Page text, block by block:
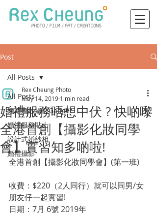
Post
All Posts
婚禮婚紗攝影Gadget
婚禮服務貼士
設計式婚紗相
婚禮攝影
All Posts
婚禮服務唔想中伏 ? 快啲嚟
全港首創【攝影化妝同學
會】實習知多啲啦!
Rex Cheung Photo
May 14, 2019 1 min read
全港首創【攝影化妝同學會】(第一班)
收費：$220（2人同行）就可以同男/女
朋友仔一起實習!
日期：7月 6號 2019年